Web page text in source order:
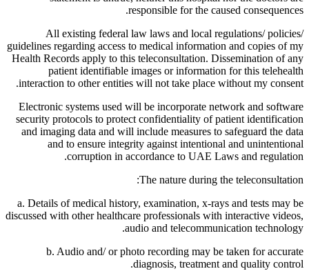
responsible for the caused consequences.
All existing federal law laws and local regulations/ policies/
guidelines regarding access to medical information and copies of my
Health Records apply to this teleconsultation. Dissemination of any
patient identifiable images or information for this telehealth
interaction to other entities will not take place without my consent.
Electronic systems used will be incorporate network and software
security protocols to protect confidentiality of patient identification
and imaging data and will include measures to safeguard the data
and to ensure integrity against intentional and unintentional
corruption in accordance to UAE Laws and regulation.
The nature during the teleconsultation:
a. Details of medical history, examination, x-rays and tests may be
discussed with other healthcare professionals with interactive videos,
audio and telecommunication technology.
b. Audio and/ or photo recording may be taken for accurate
diagnosis, treatment and quality control.